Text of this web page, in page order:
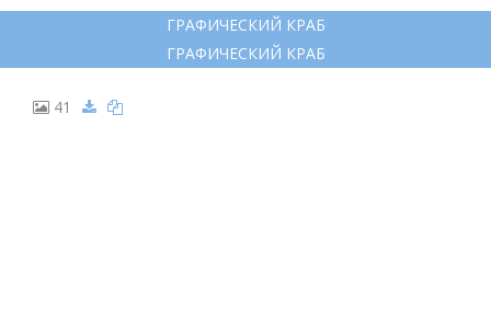
ГРАФИЧЕСКИЙ КРАБ
ГРАФИЧЕСКИЙ КРАБ
41